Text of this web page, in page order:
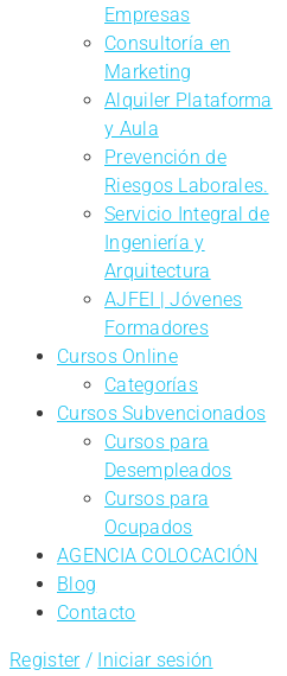
Empresas
Consultoría en
Marketing
Alquiler Plataforma
y Aula
Prevención de
Riesgos Laborales.
Servicio Integral de
Ingeniería y
Arquitectura
AJFEI | Jóvenes
Formadores
Cursos Online
Categorías
Cursos Subvencionados
Cursos para
Desempleados
Cursos para
Ocupados
AGENCIA COLOCACIÓN
Blog
Contacto
Register/ Iniciar sesión